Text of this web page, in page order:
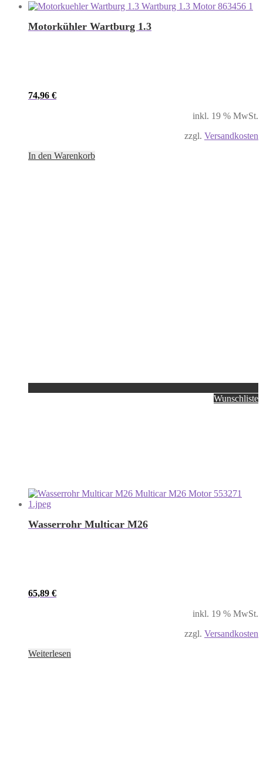
Motorkühler Wartburg 1.3
74,96 €
inkl. 19 % MwSt.
zzgl. Versandkosten
In den Warenkorb
Wunschliste
Wasserrohr Multicar M26
65,89 €
inkl. 19 % MwSt.
zzgl. Versandkosten
Weiterlesen